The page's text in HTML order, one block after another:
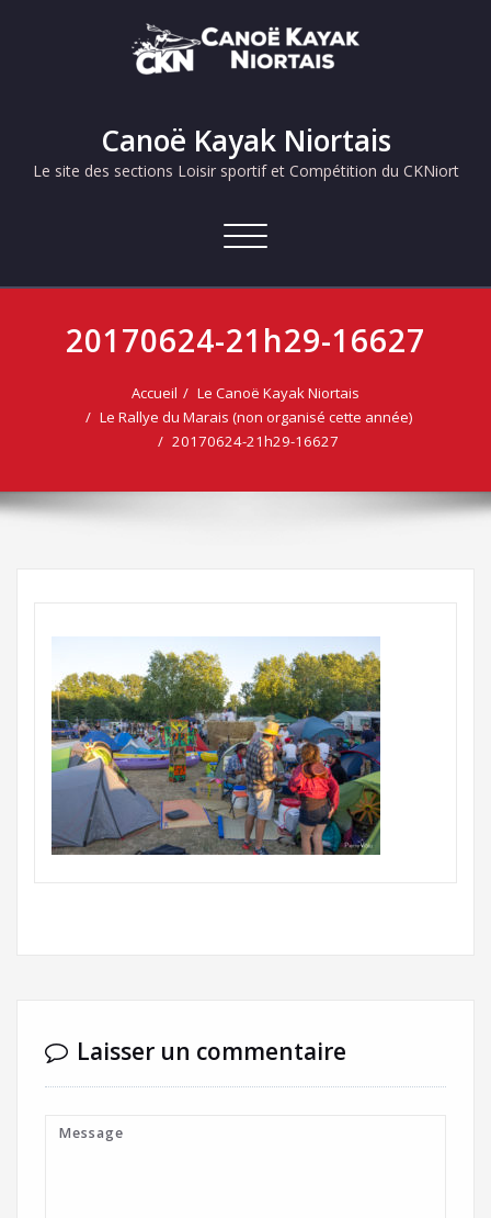
Canoë Kayak Niortais
Le site des sections Loisir sportif et Compétition du CKNiort
Afficher/masquer
navigation
20170624-21h29-16627
Accueil
Le Canoë Kayak Niortais
Le Rallye du Marais (non organisé cette année)
20170624-21h29-16627
Laisser un commentaire